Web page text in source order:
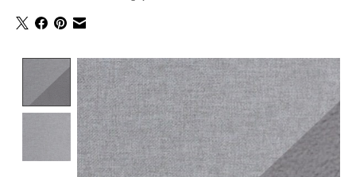
Product image slideshow Items